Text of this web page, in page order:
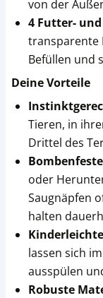
von der
4 Futter-
transparente
Befüllen und
Deine Vorteile
Tieren, in
Drittel des
oder
Saugnäpfen
halten
lassen sich
ausspülen
Robuste